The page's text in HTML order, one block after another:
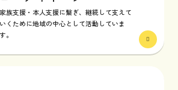
家族支援・本人支援に繋ぎ、継続して支えて
いくために地域の中心として活動していま
す。